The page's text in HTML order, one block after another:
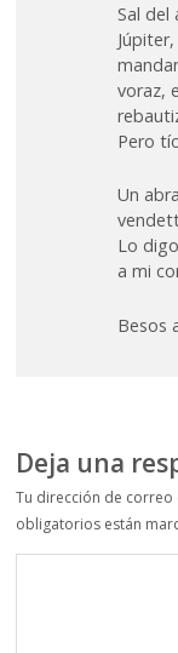
Sal del
voraz,
Pero
Un
Lo
a mi
Besos
Deja una
Tu dirección de
obligatorios están